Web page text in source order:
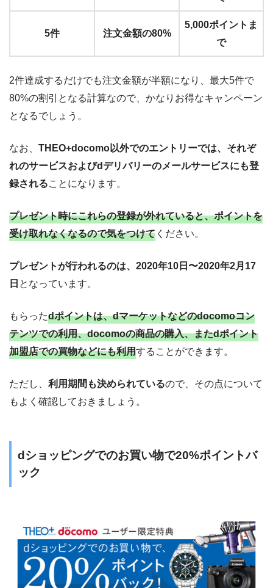
5件 注文金額の80%
5,000ポイントま
で
2件達成するだけでも注文金額が半額になり、最大5件で
80%の割引となる計算なので、かなりお得なキャンペーン
となるでしょう。
なお、 THEO+docomo以外でのエントリーでは、それぞ
れのサービスおよびdデリバリーのメールサービスにも登
録されることになります。
プレゼント時にこれらの登録が外れていると、ポイントを
受け取れなくなるので気をつけて ください。
プレゼントが行われるのは、2020年10日〜2020年2月17
日 となっています。
もらったdポイントは、dマーケットなどのdocomoコン
テンツでの利用、docomoの商品の購入、またdポイント
加盟店での買物などにも利用することができます。
ただし、 利用期間も決められているので、その点について
もよく確認しておきましょう。
dショッピングでのお買い物で20%ポイントバ
ック